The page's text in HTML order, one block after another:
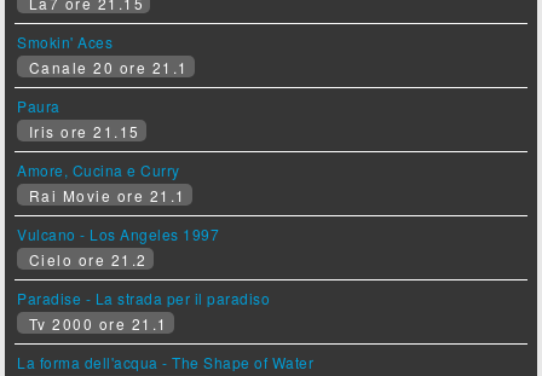
Smokin' Aces
Canale 20 ore 21.1
Paura
Iris ore 21.15
Amore, Cucina e Curry
Rai Movie ore 21.1
Vulcano - Los Angeles 1997
Cielo ore 21.2
Paradise - La strada per il paradiso
Tv 2000 ore 21.1
La forma dell'acqua - The Shape of Water